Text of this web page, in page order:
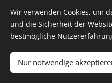
© 2018 Freiwillige
4175
ff-herzogsdorf@gmx.at|
Unterstützt von
Wir verwenden Cookies, um
und die Sicherheit der
bestmögliche
Nur notwendige